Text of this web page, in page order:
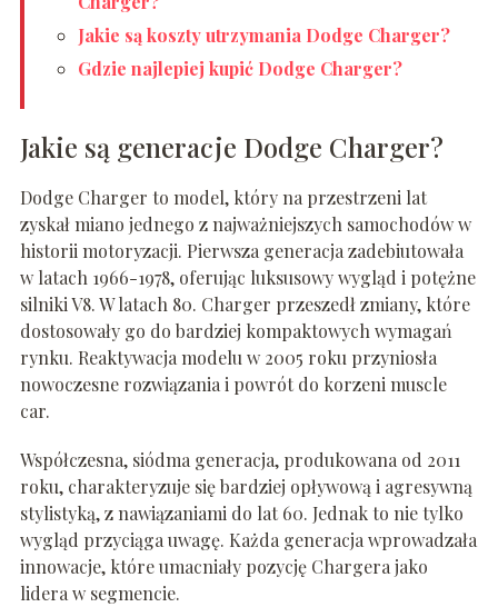
Jakie są koszty utrzymania Dodge Charger?
Gdzie najlepiej kupić Dodge Charger?
Jakie są generacje Dodge Charger?
Dodge Charger to model, który na przestrzeni lat
zyskał miano jednego z najważniejszych samochodów w
historii motoryzacji. Pierwsza generacja zadebiutowała
w latach 1966-1978, oferując luksusowy wygląd i potężne
silniki V8. W latach 80. Charger przeszedł zmiany, które
dostosowały go do bardziej kompaktowych wymagań
rynku. Reaktywacja modelu w 2005 roku przyniosła
nowoczesne rozwiązania i powrót do korzeni muscle
car.
Współczesna, siódma generacja, produkowana od 2011
roku, charakteryzuje się bardziej opływową i agresywną
stylistyką, z nawiązaniami do lat 60. Jednak to nie tylko
wygląd przyciąga uwagę. Każda generacja wprowadzała
innowacje, które umacniały pozycję Chargera jako
lidera w segmencie.